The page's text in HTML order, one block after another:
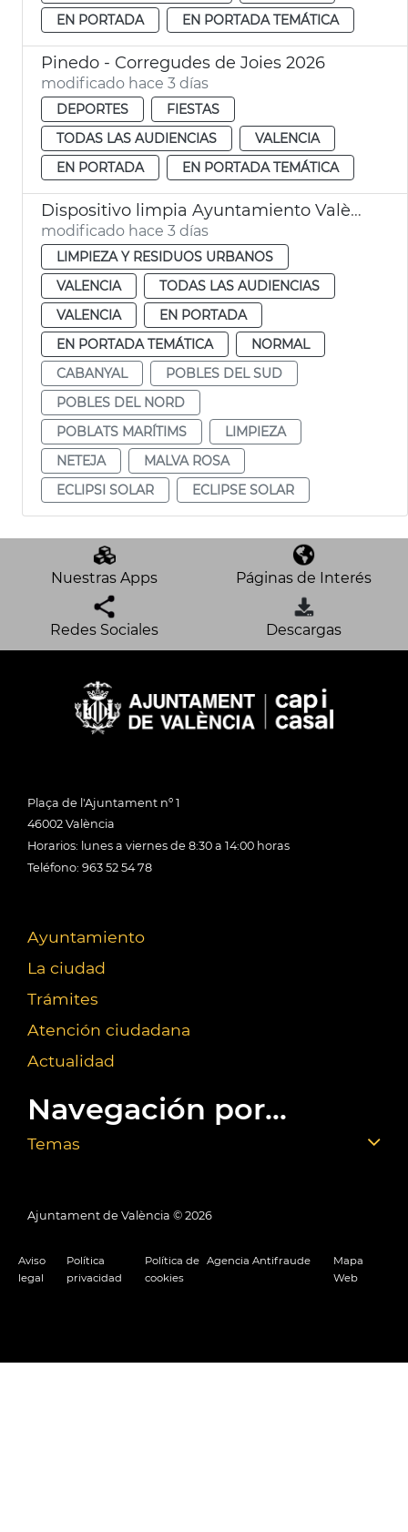
EN PORTADA
EN PORTADA TEMÁTICA
Pinedo - Corregudes de Joies 2026
modificado hace 3 días
DEPORTES
FIESTAS
TODAS LAS AUDIENCIAS
VALENCIA
EN PORTADA
EN PORTADA TEMÁTICA
Dispositivo limpia Ayuntamiento València eclipse solar
modificado hace 3 días
LIMPIEZA Y RESIDUOS URBANOS
VALENCIA
TODAS LAS AUDIENCIAS
VALENCIA
EN PORTADA
EN PORTADA TEMÁTICA
NORMAL
CABANYAL
POBLES DEL SUD
POBLES DEL NORD
POBLATS MARÍTIMS
LIMPIEZA
NETEJA
MALVA ROSA
ECLIPSI SOLAR
ECLIPSE SOLAR
Nuestras Apps Páginas de Interés
Redes Sociales Descargas
Plaça de l'Ajuntament nº 1
46002 València
Horarios: lunes a viernes de 8:30 a 14:00 horas
Teléfono: 963 52 54 78
Ayuntamiento
La ciudad
Trámites
Atención ciudadana
Actualidad
Navegación por...
Temas
Ajuntament de València © 2026
Aviso
legal
Política
privacidad
Política de
cookies
Agencia Antifraude
Mapa
Web